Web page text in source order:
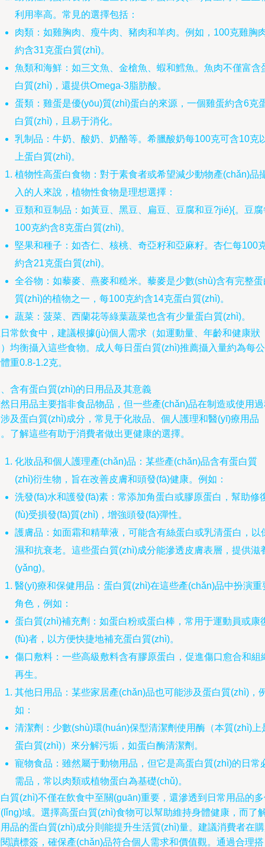
利用率高。常見的選擇包括：
肉類：如雞胸肉、瘦牛肉、豬肉和羊肉。例如，100克雞胸
約含31克蛋白質(zhì)。
魚類和海鮮：如三文魚、金槍魚、蝦和鱈魚。魚肉不僅富含
白質(zhì)，還提供Omega-3脂肪酸。
蛋類：雞蛋是優(yōu)質(zhì)蛋白的來源，一個雞蛋約含6克
白質(zhì)，且易于消化。
乳制品：牛奶、酸奶、奶酪等。希臘酸奶每100克可含10克
上蛋白質(zhì)。
植物性高蛋白食物：對于素食者或希望減少動物產(chǎn)品
入的人來說，植物性食物是理想選擇：
豆類和豆制品：如黃豆、黑豆、扁豆、豆腐和豆?jié){。豆腐
100克約含8克蛋白質(zhì)。
堅果和種子：如杏仁、核桃、奇亞籽和亞麻籽。杏仁每100
約含21克蛋白質(zhì)。
全谷物：如藜麥、燕麥和糙米。藜麥是少數(shù)含有完整蛋
質(zhì)的植物之一，每100克約含14克蛋白質(zhì)。
蔬菜：菠菜、西蘭花等綠葉蔬菜也含有少量蛋白質(zhì)。
常飲食中，建議根據(jù)個人需求（如運動量、年齡和健康狀
均衡攝入這些食物。成人每日蛋白質(zhì)推薦攝入量約為每公
重0.8-1.2克。
含有蛋白質(zhì)的日用品及其意義
日用品主要指非食品物品，但一些產(chǎn)品在制造或使用
及蛋白質(zhì)成分，常見于化妝品、個人護理和醫(yī)療用品
了解這些有助于消費者做出更健康的選擇。
化妝品和個人護理產(chǎn)品：某些產(chǎn)品含有蛋白質
(zhì)衍生物，旨在改善皮膚和頭發(fā)健康。例如：
洗發(fā)水和護發(fā)素：常添加角蛋白或膠原蛋白，幫助修
(fù)受損發(fā)質(zhì)，增強頭發(fā)彈性。
護膚品：如面霜和精華液，可能含有絲蛋白或乳清蛋白，以
濕和抗衰老。這些蛋白質(zhì)成分能滲透皮膚表層，提供滋
(yǎng)。
醫(yī)療和保健用品：蛋白質(zhì)在這些產(chǎn)品中扮演重
角色，例如：
蛋白質(zhì)補充劑：如蛋白粉或蛋白棒，常用于運動員或康
(fù)者，以方便快捷地補充蛋白質(zhì)。
傷口敷料：一些高級敷料含有膠原蛋白，促進傷口愈合和組
再生。
其他日用品：某些家居產(chǎn)品也可能涉及蛋白質(zhì)，
如：
清潔劑：少數(shù)環(huán)保型清潔劑使用酶（本質(zhì)上
蛋白質(zhì)）來分解污垢，如蛋白酶清潔劑。
寵物食品：雖然屬于動物用品，但它是高蛋白質(zhì)的日常
需品，常以肉類或植物蛋白為基礎(chǔ)。
質(zhì)不僅在飲食中至關(guān)重要，還滲透到日常用品的
域。選擇高蛋白質(zhì)食物可以幫助維持身體健康，而了
品的蛋白質(zhì)成分則能提升生活質(zhì)量。建議消費者在
讀標簽，確保產(chǎn)品符合個人需求和價值觀。通過合理搭